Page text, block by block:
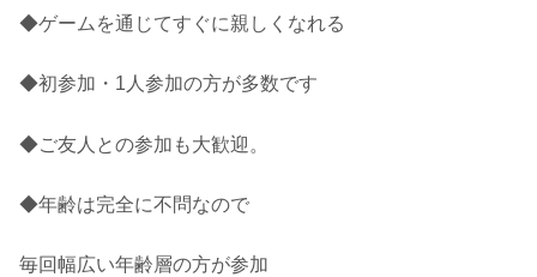
◆ゲームを通じてすぐに親しくなれる
◆初参加・1人参加の方が多数です
◆ご友人との参加も大歓迎。
◆年齢は完全に不問なので
毎回幅広い年齢層の方が参加